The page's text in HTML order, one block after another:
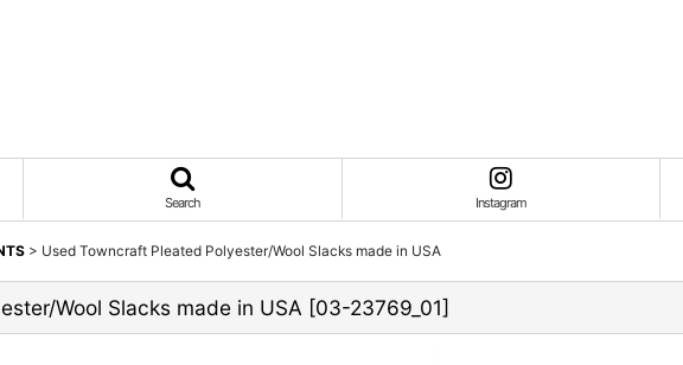
Search Instagram
> Used Towncraft Pleated Polyester/Wool Slacks made in USA
Wool Slacks made in USA [03-23769_01]